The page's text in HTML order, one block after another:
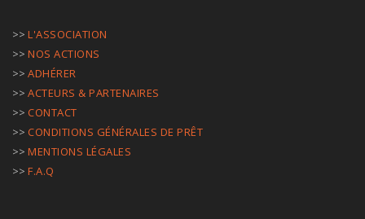
>> L'ASSOCIATION
>> NOS ACTIONS
>> ADHÉRER
>> ACTEURS & PARTENAIRES
>> CONTACT
>> CONDITIONS GÉNÉRALES DE PRÊT
>> MENTIONS LÉGALES
>> F.A.Q